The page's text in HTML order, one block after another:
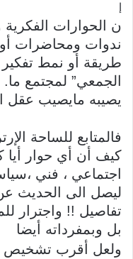
إ
ن الحوارات الفكرية
ندوات ومحاضرات
طريقة أو نمط
الجمعي” لمجتمع
يصيبه مايصيب عقل
فالمتابع للساحة
كيف أن أي حوار
اجتماعي ، فني
ليصل الى الحديث
تفاصيل !! واجترار
بل وبمفرداته أيضا
ولعل أقرب